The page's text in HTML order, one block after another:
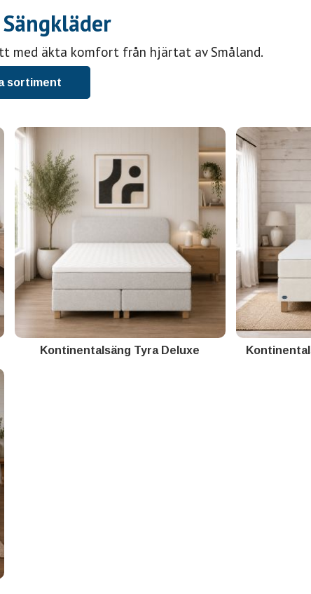
med äkta komfort från hjärtat av Småland.
sortiment
Kontinentalsäng Tyra Deluxe